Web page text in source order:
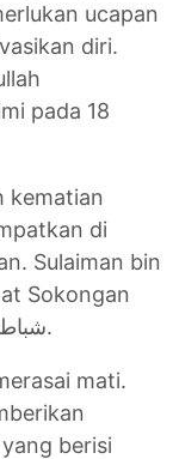
ucapan
diri.
pada 18
kematian
di
Sulaiman bin
Sokongan
PMWP Izzah 07 شباطفبراير 2018 الزيارات.
mati.
berisi